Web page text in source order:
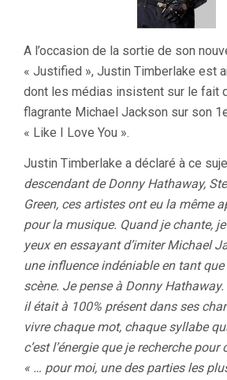
A l’occasion de la sortie de son
« Justified », Justin Timberlake est
dont les médias insistent sur le fait
flagrante Michael Jackson sur son
« Like I Love You ».
Justin Timberlake a déclaré à ce
descendant de Donny Hathaway,
Green, ces artistes ont eu la même
pour la musique. Quand je chante,
yeux en essayant d’imiter Michael
une influence indéniable en tant
scène. Je pense à Donny
il était à 100% présent dans ses
vivre chaque mot, chaque syllabe
c’est l’énergie que je recherche pour
« … pour moi, une des parties les